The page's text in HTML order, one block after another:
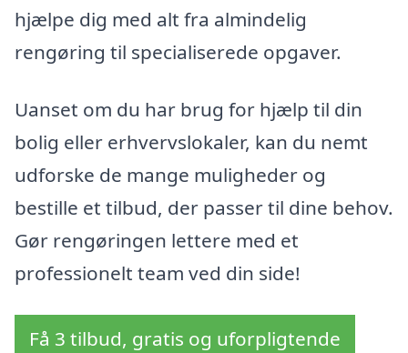
hjælpe dig med alt fra almindelig
rengøring til specialiserede opgaver.
Uanset om du har brug for hjælp til din
bolig eller erhvervslokaler, kan du nemt
udforske de mange muligheder og
bestille et tilbud, der passer til dine behov.
Gør rengøringen lettere med et
professionelt team ved din side!
Få 3 tilbud, gratis og uforpligtende